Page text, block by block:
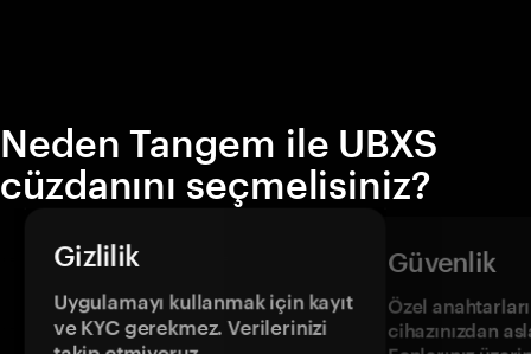
Neden Tangem ile UBXS
cüzdanını seçmelisiniz?
Gizlilik
Uygulamayı kullanmak için kayıt
ve KYC gerekmez. Verilerinizi
Güvenlik
Özel
cihazınızdan